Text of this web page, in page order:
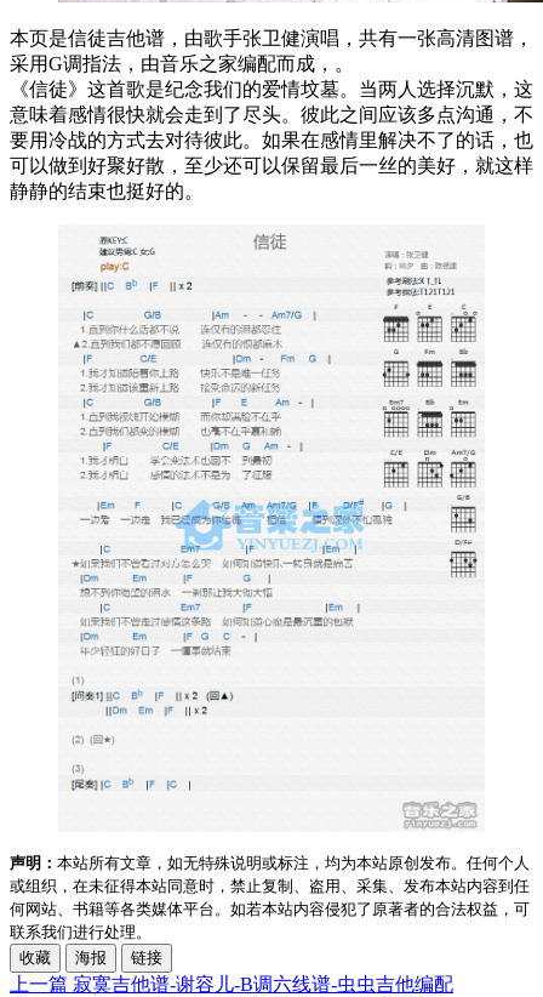
本页是信徒吉他谱，由歌手张卫健演唱，共有一张高清图谱，
采用G调指法，由音乐之家编配而成，。
《信徒》这首歌是纪念我们的爱情坟墓。当两人选择沉默，这
意味着感情很快就会走到了尽头。彼此之间应该多点沟通，不
要用冷战的方式去对待彼此。如果在感情里解决不了的话，也
可以做到好聚好散，至少还可以保留最后一丝的美好，就这样
静静的结束也挺好的。
声明： 本站所有文章，如无特殊说明或标注，均为本站原创发布。任何个人
或组织，在未征得本站同意时，禁止复制、盗用、采集、发布本站内容到任
何网站、书籍等各类媒体平台。如若本站内容侵犯了原著者的合法权益，可
联系我们进行处理。
收藏
海报 链接
上一篇 寂寞吉他谱-谢容儿-B调六线谱-虫虫吉他编配